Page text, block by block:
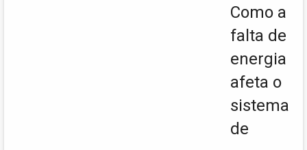
Como a
falta de
energia
afeta o
sistema
de